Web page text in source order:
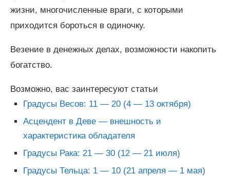
жизни, многочисленные враги, с которыми
приходится бороться в одиночку.
Везение в денежных делах, возможности накопить
богатство.
Возможно, вас заинтересуют статьи
Градусы Весов: 11 — 20 (4 — 13 октября)
Асцендент в Деве — внешность и
характеристика обладателя
Градусы Рака: 21 — 30 (12 — 21 июля)
Градусы Тельца: 1 — 10 (21 апреля — 1 мая)